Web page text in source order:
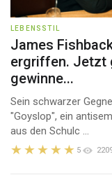
LEBENSSTIL
James
ergriffen. Jetzt
gewinne...
Sein schwarzer
"Goyslop", ein
aus den Schulc ...
5